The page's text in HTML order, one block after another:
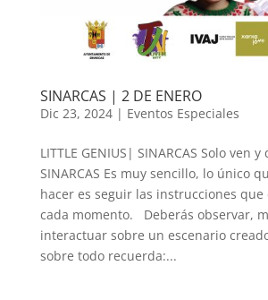
SINARCAS | 2 DE ENERO
Dic 23, 2024| Eventos Especiales
LITTLE GENIUS| SINARCAS Solo ven
SINARCAS Es muy sencillo, lo único
hacer es seguir las instrucciones
cada momento. Deberás observar,
interactuar sobre un escenario
sobre todo recuerda:...